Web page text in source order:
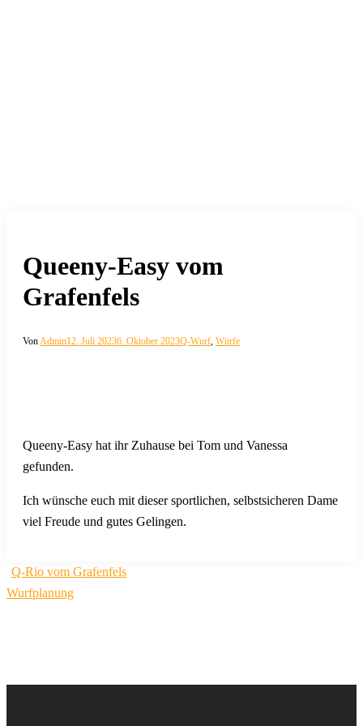
Queeny-Easy vom
Grafenfels
VonAdmin12. Juli 20236. Oktober 2023Q-Wurf, Würfe
Queeny-Easy hat ihr Zuhause bei Tom und Vanessa
gefunden.
Ich wünsche euch mit dieser sportlichen, selbstsicheren Dame
viel Freude und gutes Gelingen.
Beitragsnavigation
Q-Rio vom Grafenfels
Wurfplanung